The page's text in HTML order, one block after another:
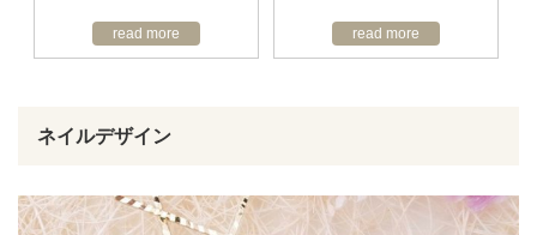
read more read more
ネイルデザイン